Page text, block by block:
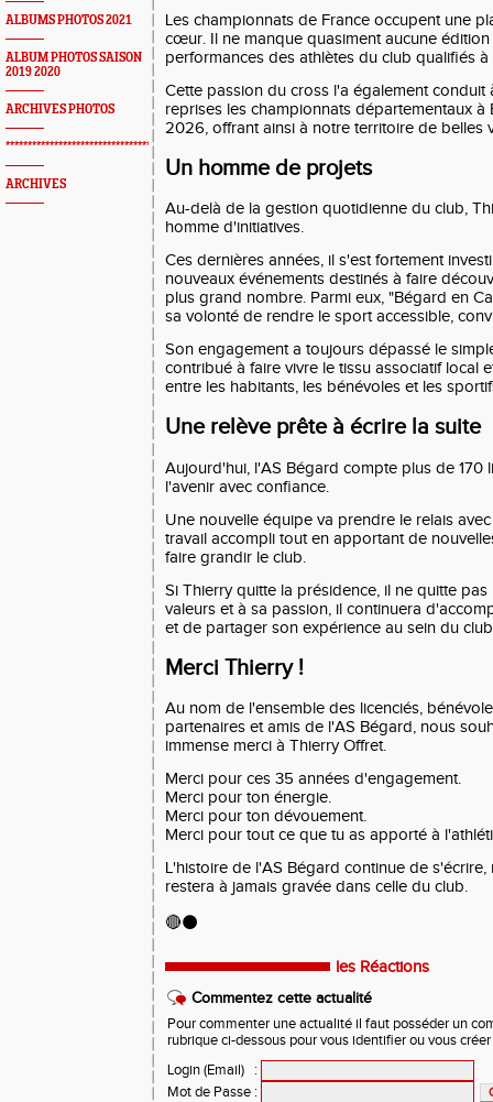
ALBUMS PHOTOS 2021
ALBUM PHOTOS SAISON
2019 2020
ARCHIVES PHOTOS
*************************************************
ARCHIVES
Les championnats de France occupent une
cœur. Il ne manque quasiment aucune
performances des athlètes du club qualifiés à
Cette passion du cross l'a également conduit
reprises les championnats départementaux à
2026, offrant ainsi à notre territoire de belles
Un homme de projets
Au-delà de la gestion quotidienne du club,
homme d'initiatives.
Ces dernières années, il s'est fortement
nouveaux événements destinés à faire
plus grand nombre. Parmi eux, "Bégard en
sa volonté de rendre le sport accessible,
Son engagement a toujours dépassé le
contribué à faire vivre le tissu associatif local
entre les habitants, les bénévoles et les
Une relève prête à écrire la suite
Aujourd'hui, l'AS Bégard compte plus de 170
l'avenir avec confiance.
Une nouvelle équipe va prendre le relais
travail accompli tout en apportant de
faire grandir le club.
Si Thierry quitte la présidence, il ne quitte
valeurs et à sa passion, il continuera
et de partager son expérience au sein du
Merci Thierry !
Au nom de l'ensemble des licenciés,
partenaires et amis de l'AS Bégard, nous
immense merci à Thierry Offret.
Merci pour ces 35 années d'engagement.
Merci pour ton énergie.
Merci pour ton dévouement.
Merci pour tout ce que tu as apporté à
L'histoire de l'AS Bégard continue de
restera à jamais gravée dans celle du club.
🔴⚫
les Réactions
Commentez cette actualité
Pour commenter une actualité il faut posséder un
rubrique ci-dessous pour vous identifier ou vous
Login (Email)
:
Mot de Passe :